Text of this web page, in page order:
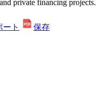
private financing projects.
ート
保存